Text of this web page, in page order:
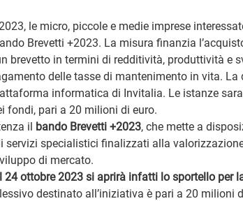
le micro, piccole e medie imprese
Brevetti +2023. La misura finanzia
brevetto in termini di redditività, produttività e
delle tasse di mantenimento in vita.
informatica di Invitalia. Le istanze
fondi, pari a 20 milioni di euro.
il bando Brevetti +2023, che mette a
servizi specialistici finalizzati alla
di mercato.
24 ottobre 2023 si aprirà infatti lo sportello per
destinato all’iniziativa è pari a 20 milioni